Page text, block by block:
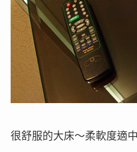
很舒服的大床～柔軟度適